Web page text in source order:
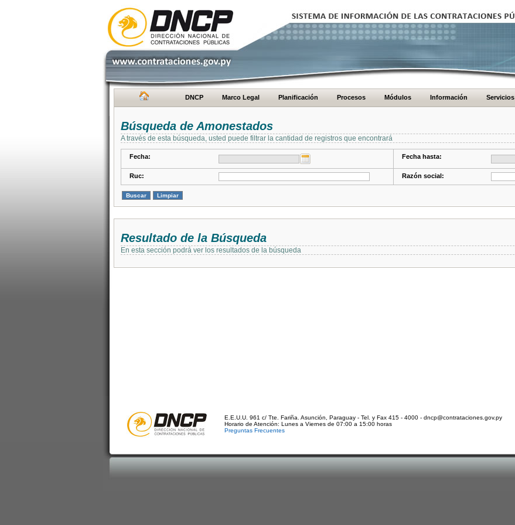
DNCP Marco Legal Planificación Procesos Módulos Información Servicios
Búsqueda de Amonestados
A través de esta búsqueda, usted puede filtrar la cantidad de registros que encontrará
Fecha: Fecha hasta:
Ruc: Razón social:
Resultado de la Búsqueda
En esta sección podrá ver los resultados de la búsqueda
E.E.U.U. 961 c/ Tte. Fariña. Asunción, Paraguay - Tel. y Fax 415 - 4000 - dncp@contrataciones.gov.py
Horario de Atención: Lunes a Viernes de 07:00 a 15:00 horas
Preguntas Frecuentes